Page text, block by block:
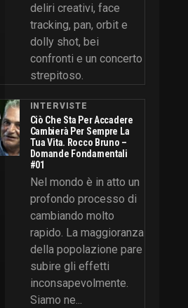
deliri creativi, face
tracking, pan, orbit e
dolly shot, bei
confronti e un concerto
strepitoso.
INTERVISTE
Ciò Che Sta Per Accadere
Cambierà Per Sempre La
Tua Vita. Rocco Bruno –
Domande Fondamentali
#01
Nel mondo è in atto un
profondo processo di
cambiando molto
rapido. La maggioranza
della popolazione pare
subire gli effetti
inconsapevolmente.
Siamo ne...